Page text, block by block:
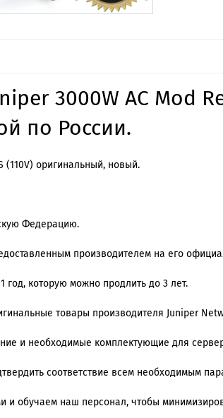
3000W AC Mod
по России.
(110V) оригинальный, новый.
Федерацию.
производителем на его
год, которую можно продлить до 3 лет.
товары производителя Juniper
и необходимые комплектующие для
соответствие всем необходимым
обучаем наш персонал, чтобы